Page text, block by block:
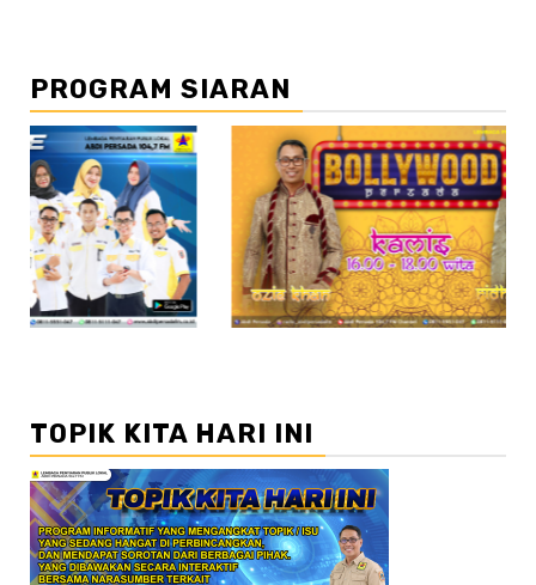
PROGRAM SIARAN
//2 //3
TOPIK KITA HARI INI